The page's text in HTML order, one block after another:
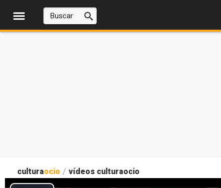
culturaocio / vídeos culturaocio